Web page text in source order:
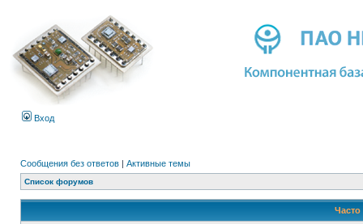
Вход
Сообщения без ответов | Активные темы
Список форумов